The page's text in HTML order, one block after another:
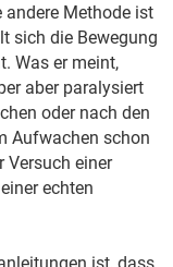
andere Methode ist
sich die Bewegung
Was er meint,
aber paralysiert
oder nach den
Aufwachen schon
Versuch einer
echten
ist, dass